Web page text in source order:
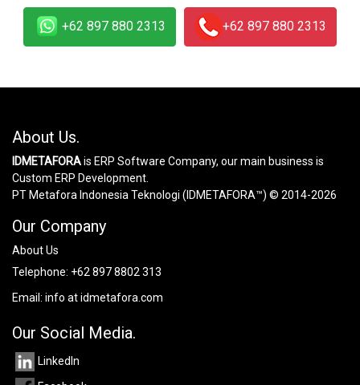
+62 897 880 2313 +62 897 880 2313
About Us.
IDMETAFORAis ERP Software Company, our main business is
Custom ERP Development.
PT Metafora Indonesia Teknologi (IDMETAFORA™) © 2014-2026
Our Company
About Us
Telephone: +62 897 8802 313
Email: info at idmetafora.com
Our Social Media.
LinkedIn